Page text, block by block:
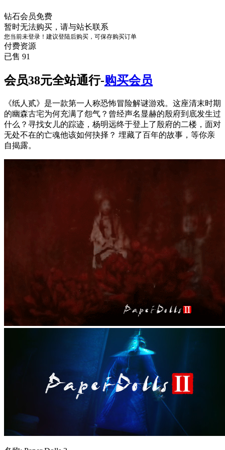
钻石会员免费
暂时无法购买，请与站长联系
您当前未登录！建议登陆后购买，可保存购买订单
付费资源
已售 91
会员38元全站通行-购买会员
《纸人贰》是一款第一人称恐怖冒险解谜游戏。这座清末时期
的幽森古宅为何充满了怨气？曾经声名显赫的殷府到底发生过
什么？寻找女儿的踪迹，杨明远终于登上了殷府的二楼，面对
无处不在的亡魂他该如何抉择？ 埋藏了百年的故事，等你亲
自揭露。